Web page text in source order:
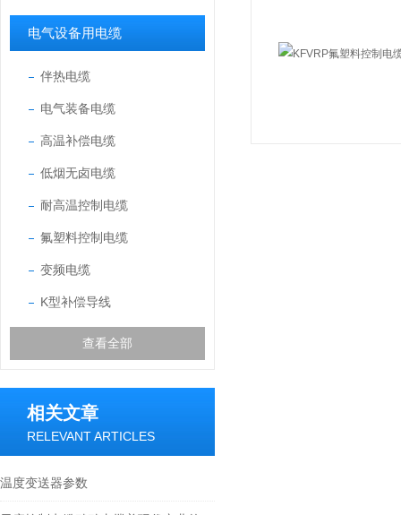
电气设备用电缆
伴热电缆
电气装备电缆
高温补偿电缆
低烟无卤电缆
耐高温控制电缆
氟塑料控制电缆
变频电缆
K型补偿导线
查看全部
相关文章
RELEVANT ARTICLES
温度变送器参数